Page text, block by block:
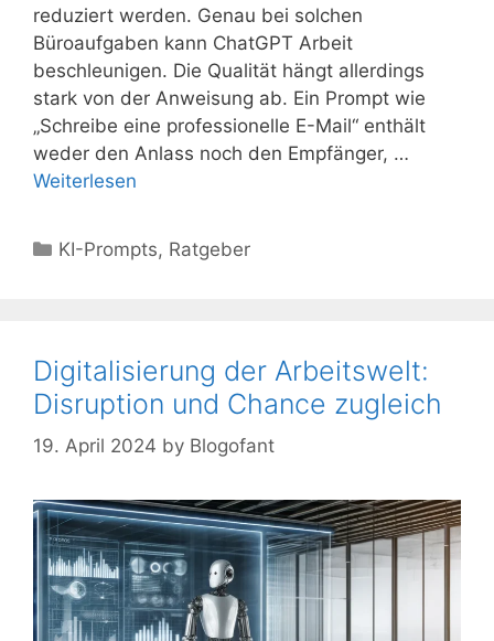
reduziert werden. Genau bei solchen
Büroaufgaben kann ChatGPT Arbeit
beschleunigen. Die Qualität hängt allerdings
stark von der Anweisung ab. Ein Prompt wie
„Schreibe eine professionelle E-Mail“ enthält
weder den Anlass noch den Empfänger, …
Weiterlesen
Kategorien
KI-Prompts, Ratgeber
Digitalisierung der Arbeitswelt:
Disruption und Chance zugleich
19. April 2024 by Blogofant